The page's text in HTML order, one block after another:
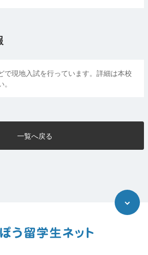
で現地入試を行っています。詳細は本校
一覧へ戻る